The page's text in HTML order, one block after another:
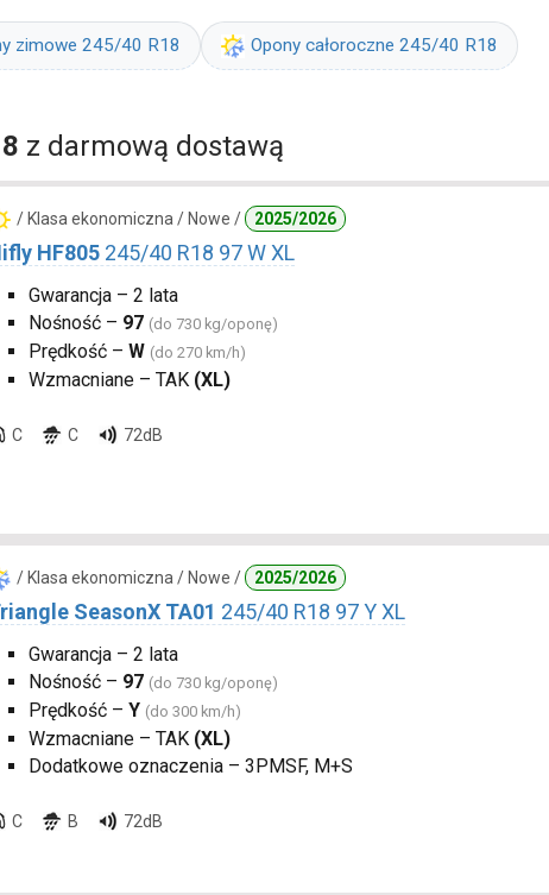
zimowe 245/40 R18 Opony całoroczne 245/40 R18
z darmową dostawą
/ Klasa ekonomiczna / Nowe / 2025/2026
HF805 245/40 R18 97 W XL
Gwarancja – 2 lata
Nośność – 97 (do 730 kg/oponę)
Prędkość – W (do 270 km/h)
Wzmacniane – TAK (XL)
C C 72dB
/ Klasa ekonomiczna / Nowe / 2025/2026
SeasonX TA01 245/40 R18 97 Y XL
Gwarancja – 2 lata
Nośność – 97 (do 730 kg/oponę)
Prędkość – Y (do 300 km/h)
Wzmacniane – TAK (XL)
Dodatkowe oznaczenia – 3PMSF, M+S
C B 72dB